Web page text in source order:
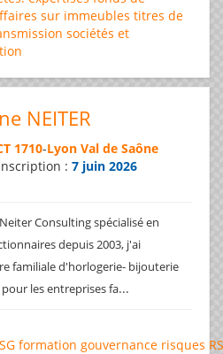
sur immeubles titres de
sociétés et
NEITER
1710-Lyon Val de Saône
: 7 juin 2026
Consulting spécialisé en
depuis 2003, j'ai
familiale d'horlogerie- bijouterie
les entreprises fa...
formation gouvernance risques